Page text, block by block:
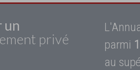
un
privé
parmi
au